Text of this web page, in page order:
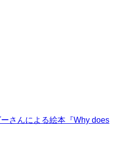
さんによる絵本『Why does